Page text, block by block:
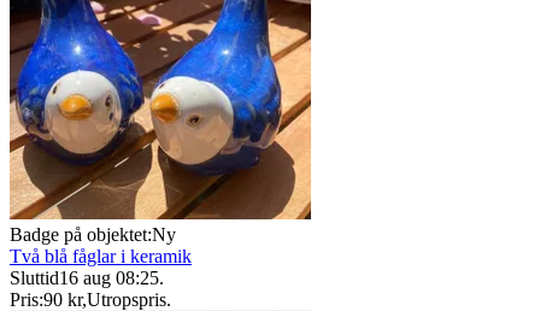
Badge på objektet:Ny
Två blå fåglar i keramik
Sluttid16 aug 08:25.
Pris:90 kr,Utropspris.